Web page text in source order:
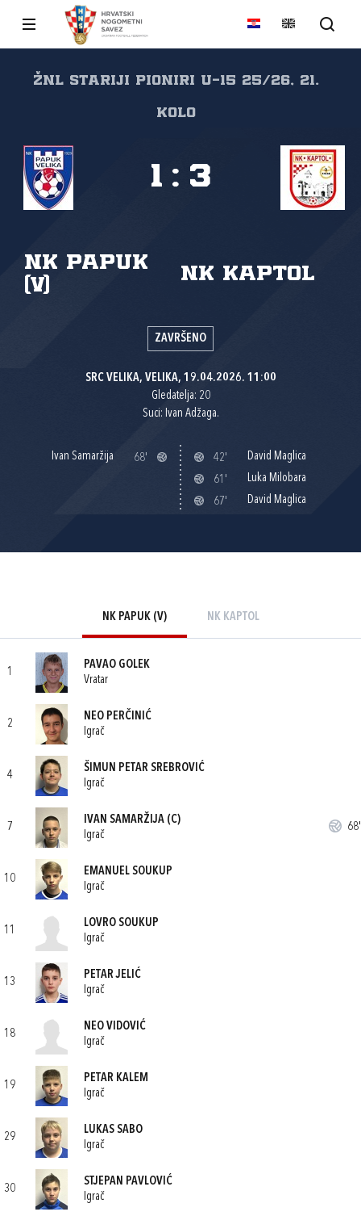
ŽNL STARIJI PIONIRI U-15 25/26, 21.
kolo
NK Papuk
(V)
NK Kaptol
1 : 3
ZAVRŠENO
SRC VELIKA, VELIKA, 19.04.2026. 11:00
Gledatelja: 20
Suci: Ivan Adžaga.
Ivan Samaržija 68' 42'
David Maglica
61'
Luka Milobara
67'
David Maglica
NK PAPUK (V) NK KAPTOL
1
PAVAO GOLEK
Vratar
2
NEO PERČINIĆ
Igrač
4
ŠIMUN PETAR SREBROVIĆ
Igrač
7
IVAN SAMARŽIJA (C)
Igrač
68'
10
EMANUEL SOUKUP
Igrač
11
LOVRO SOUKUP
Igrač
13
PETAR JELIĆ
Igrač
18
NEO VIDOVIĆ
Igrač
19
PETAR KALEM
Igrač
29
LUKAS SABO
Igrač
30
STJEPAN PAVLOVIĆ
Igrač